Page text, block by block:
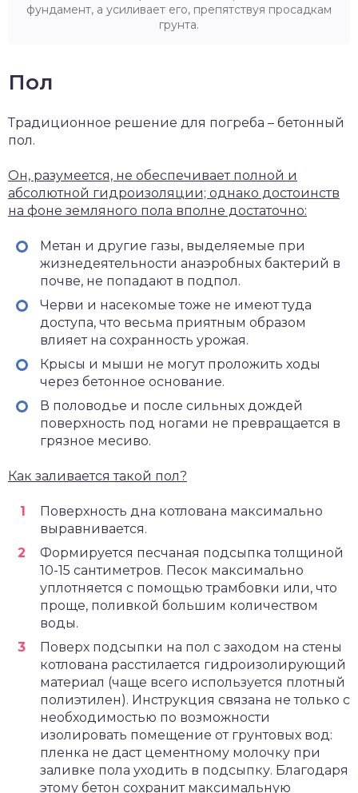
фундамент, а усиливает его, препятствуя просадкам
грунта.
Пол
Традиционное решение для погреба – бетонный
пол.
Он, разумеется, не обеспечивает полной и
абсолютной гидроизоляции; однако достоинств
на фоне земляного пола вполне достаточно:
Метан и другие газы, выделяемые при
жизнедеятельности анаэробных бактерий в
почве, не попадают в подпол.
Черви и насекомые тоже не имеют туда
доступа, что весьма приятным образом
влияет на сохранность урожая.
Крысы и мыши не могут проложить ходы
через бетонное основание.
В половодье и после сильных дождей
поверхность под ногами не превращается в
грязное месиво.
Как заливается такой пол?
Поверхность дна котлована максимально
выравнивается.
Формируется песчаная подсыпка толщиной
10-15 сантиметров. Песок максимально
уплотняется с помощью трамбовки или, что
проще, поливкой большим количеством
воды.
Поверх подсыпки на пол с заходом на стены
котлована расстилается гидроизолирующий
материал (чаще всего используется плотный
полиэтилен). Инструкция связана не только с
необходимостью по возможности
изолировать помещение от грунтовых вод:
пленка не даст цементному молочку при
заливке пола уходить в подсыпку. Благодаря
этому бетон сохранит максимальную